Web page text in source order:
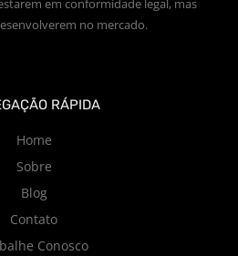
em conformidade legal, mas
no mercado.
RÁPIDA
Home
Sobre
Blog
Contato
Conosco